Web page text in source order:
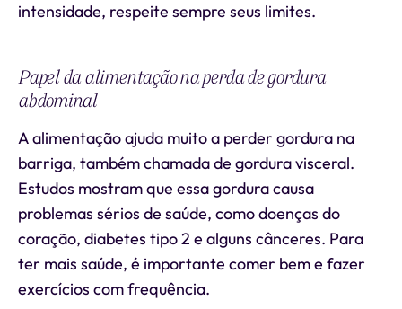
intensidade, respeite sempre seus limites.
Papel da alimentação na perda de gordura
abdominal
A alimentação ajuda muito a perder gordura na
barriga, também chamada de gordura visceral.
Estudos mostram que essa gordura causa
problemas sérios de saúde, como doenças do
coração, diabetes tipo 2 e alguns cânceres. Para
ter mais saúde, é importante comer bem e fazer
exercícios com frequência.